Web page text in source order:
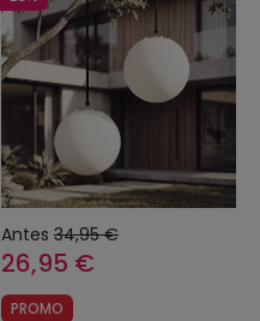
Antes 34,95 €
26,95 €
PROMO